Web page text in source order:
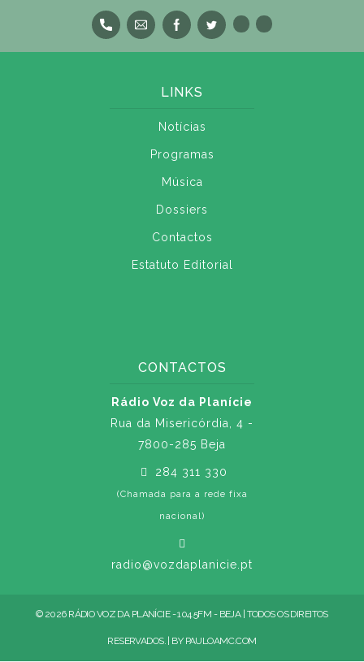
LINKS
Notícias
Programas
Música
Dossiers
Contactos
Estatuto Editorial
CONTACTOS
Rádio Voz da Planície
Rua da Misericórdia, 4 -
7800-285 Beja
284 311 330
(Chamada para a rede fixa
nacional)
radio@vozdaplanicie.pt
© 2026 RÁDIO VOZ DA PLANÍCIE - 104.5FM - BEJA | TODOS OS DIREITOS
RESERVADOS. | BY PAULOAMC.COM